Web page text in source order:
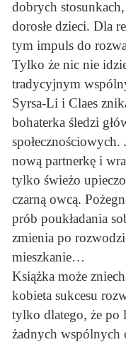
dobrych
dorosłe dzieci. Dla
tym impuls do
Tylko że nic nie
tradycyjnym
Syrsa-Li i Claes
bohaterka śledzi
nową partnerkę i
tylko świeżo
czarną owcą.
prób poukładania
zmienia po
mieszkanie…
Książka może
kobieta sukcesu
tylko dlatego, że po
żadnych wspólnych